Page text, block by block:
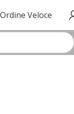
Ordine Veloce